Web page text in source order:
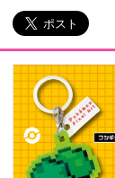
プレスリ